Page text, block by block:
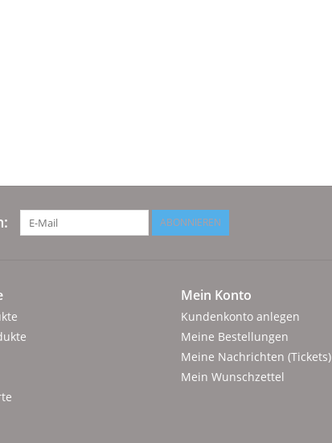
ABONNIEREN
Mein Konto
Kundenkonto anlegen
Meine Bestellungen
Meine Nachrichten (Tickets)
Mein Wunschzettel